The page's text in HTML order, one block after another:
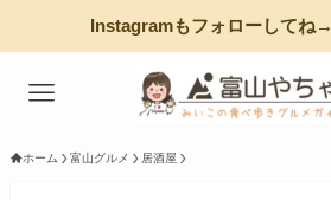
Instagramもフォローしてね→
ホーム 富山グルメ 居酒屋